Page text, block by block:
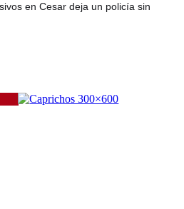
en Cesar deja un policía sin